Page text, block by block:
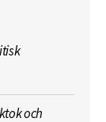
och